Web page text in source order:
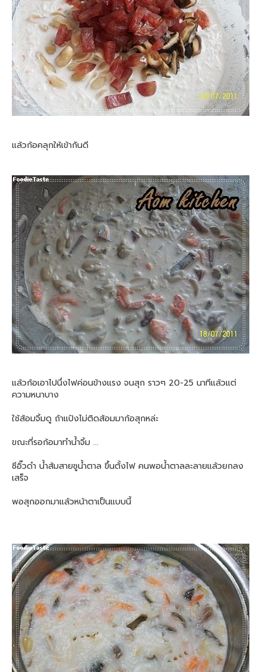
แล้วก้อคลุกให้เข้ากันดี
แล้วก้อเอาไปนึ่งไฟค่อนข้างแรง จนสุก ราวๆ 20-25 นาทีแล้วแต่
ความหนาบาง
ใช้ส้อมจิ้มดู ถ้าแป้งไม่ติดส้อมมาก้อสุกหล่ะ
ขณะที่รอก้อมาทำน้ำจิ้ม ...
ซีอิ๊วดำ น้ำส้มสายชูน้ำตาล ขึ้นตั้งไฟ คนพอน้ำตาลละลายแล้วยกลง
เสร็จ
พอสุกออกมาแล้วหน้าตาเป็นแบบนี้